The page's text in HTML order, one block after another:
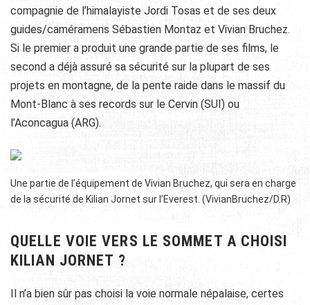
compagnie de l’himalayiste Jordi Tosas et de ses deux
guides/caméramens Sébastien Montaz et Vivian Bruchez.
Si le premier a produit une grande partie de ses films, le
second a déjà assuré sa sécurité sur la plupart de ses
projets en montagne, de la pente raide dans le massif du
Mont-Blanc à ses records sur le Cervin (SUI) ou
l’Aconcagua (ARG).
Une partie de l’équipement de Vivian Bruchez, qui sera en charge
de la sécurité de Kilian Jornet sur l’Everest. (VivianBruchez/D.R)
QUELLE VOIE VERS LE SOMMET A CHOISI
KILIAN JORNET ?
Il n’a bien sûr pas choisi la voie normale népalaise, certes